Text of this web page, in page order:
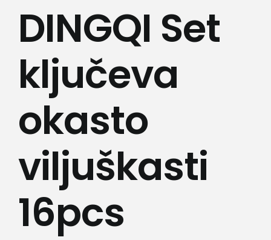
DINGQI Set
ključeva
okasto
viljuškasti
16pcs